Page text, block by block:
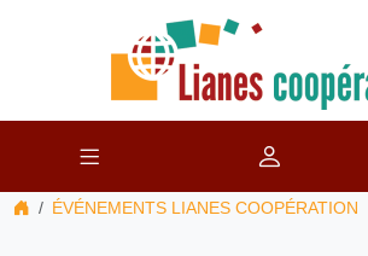
ÉVÉNEMENTS LIANES COOPÉRATION